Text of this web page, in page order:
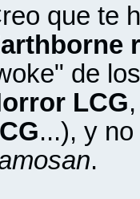
que te
de
LCG
...), y
.